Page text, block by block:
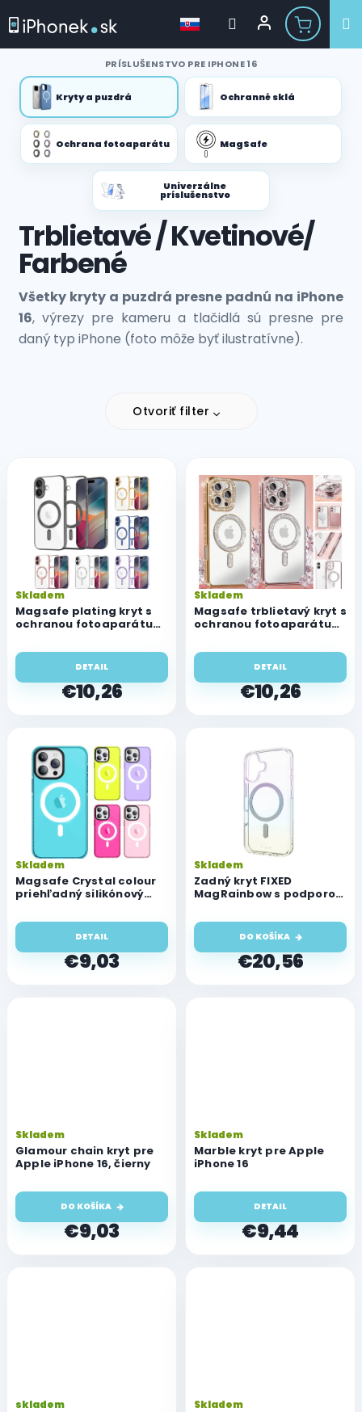
obsah
PRÍSLUŠENSTVO PRE IPHONE 16
Kryty a puzdrá Ochranné sklá
Ochrana fotoaparátu MagSafe
Univerzálne
príslušenstvo
Trblietavé / Kvetinové/
Farbené
Všetky kryty a puzdrá presne padnú na iPhone
16, výrezy pre kameru a tlačidlá sú presne pre
daný typ iPhone (foto môže byť ilustratívne).
Otvoriť filter
ý
p
p
r
o
d
u
o
Magsafe plating kryt s
ochranou fotoaparátu
Skladem
€10,26
DETAIL
Magsafe trblietavý kryt s
ochranou fotoaparátu
Skladem
€10,26
DETAIL
Magsafe Crystal colour
priehľadný silikónový
Skladem
€9,03
DETAIL
Zadný kryt FIXED
MagRainbow s podporou
iPhone 16, dúhový
Skladem
€20,56
DO KOŠÍKA
Glamour chain kryt pre
Apple iPhone 16, čierny
Skladem
€9,03
DO KOŠÍKA
Marble kryt pre Apple
iPhone 16
Skladem
€9,44
DETAIL
skladem Skladem